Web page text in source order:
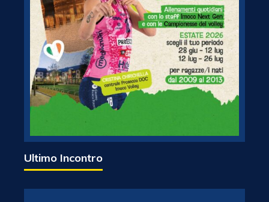
Ultimo Incontro